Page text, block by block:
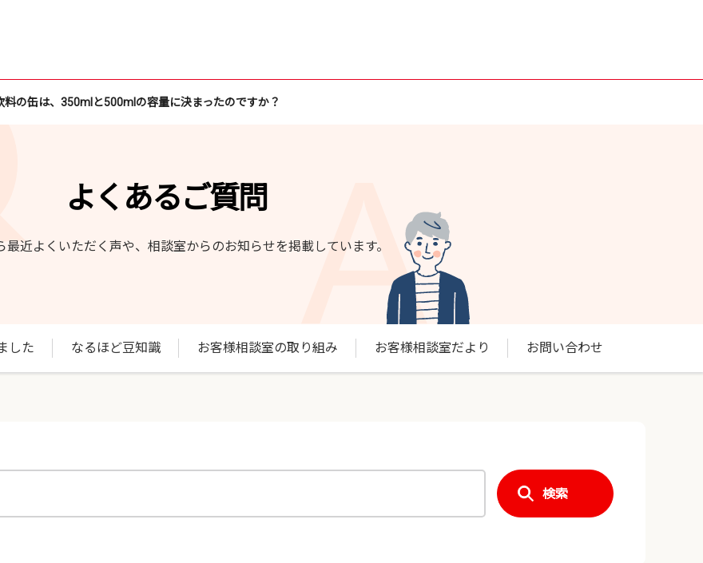
料の缶は、350mlと500mlの容量に決まったのですか？
よくあるご質問
最近よくいただく声や、相談室からのお知らせを掲載しています。
した なるほど豆知識 お客様相談室の取り組み お客様相談室だより お問い合わせ
検索